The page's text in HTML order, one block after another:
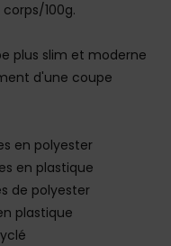
corps/100g.
plus slim et moderne
d'une coupe
en polyester
en plastique
de polyester
plastique